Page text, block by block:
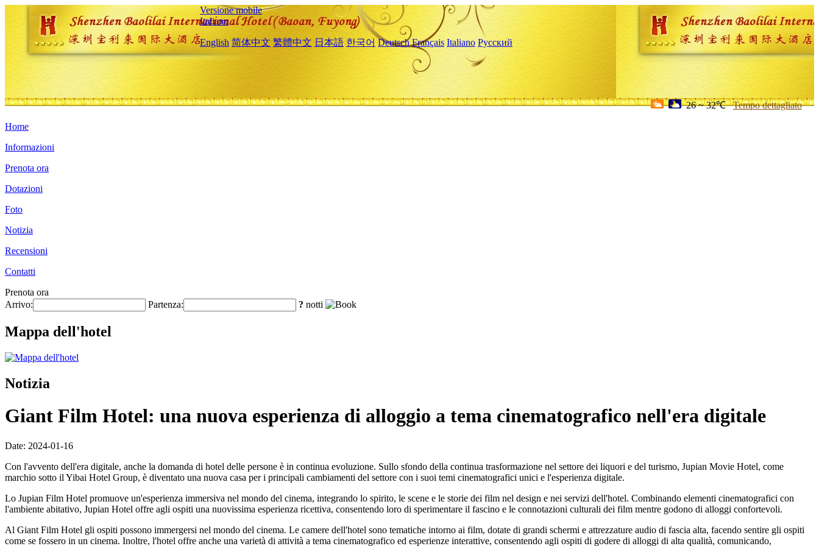
Versione mobile
Italiano
English 简体中文 繁體中文 日本語 한국어 Deutsch Français Italiano Русский
26 ~ 32℃ Tempo dettagliato
Home
Informazioni
Prenota ora
Dotazioni
Foto
Notizia
Recensioni
Contatti
Prenota ora
Arrivo:
Partenza: ? notti
Mappa dell'hotel
Notizia
Giant Film Hotel: una nuova esperienza di alloggio a tema cinematografico nell'era digitale
Date: 2024-01-16
Con l'avvento dell'era digitale, anche la domanda di hotel delle persone è in continua evoluzione. Sullo sfondo della continua trasformazione nel settore dei liquori e del turismo, Jupian Movie Hotel, come
marchio sotto il Yibai Hotel Group, è diventato una nuova casa per i principali cambiamenti del settore con i suoi temi cinematografici unici e l'esperienza digitale.
Lo Jupian Film Hotel promuove un'esperienza immersiva nel mondo del cinema, integrando lo spirito, le scene e le storie dei film nel design e nei servizi dell'hotel. Combinando elementi cinematografici con
l'ambiente abitativo, Jupian Hotel offre agli ospiti una nuovissima esperienza ricettiva, consentendo loro di sperimentare il fascino e le connotazioni culturali dei film mentre godono di alloggi confortevoli.
Al Giant Film Hotel gli ospiti possono immergersi nel mondo del cinema. Le camere dell'hotel sono tematiche intorno ai film, dotate di grandi schermi e attrezzature audio di fascia alta, facendo sentire gli ospiti
come se fossero in un cinema. Inoltre, l'hotel offre anche una varietà di attività a tema cinematografico ed esperienze interattive, consentendo agli ospiti di godere di alloggi di alta qualità, comunicando,